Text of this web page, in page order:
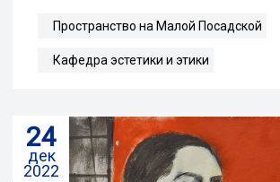
Пространство на Малой Посадской
Кафедра эстетики и этики
24
дек
2022